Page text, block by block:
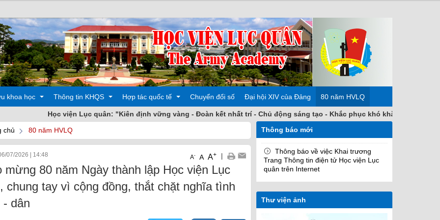
khoa học Thông tin KHQS
Các hoạt động
Hợp tác quốc tế
Đào tạo
Chuyển đổi số Đại hội XIV của Đảng 80 năm HVLQ
Học viện Lục quân: "Kiên định vững vàng - Đoàn kết nhất trí - Chủ động sáng tạo - Khắc phục khó khăn - Hoàn thành nhiệm vụ"
chủ 80 năm HVLQ
07/2026 | 14:48 A- A A+ |
mừng 80 năm Ngày thành lập Học viện Lục
chung tay vì cộng đồng, thắt chặt nghĩa tình
- dân
Thông báo mới
Thông báo về việc Khai trương
Trang Thông tin điện tử Học viện Lục
quân trên Internet
Thư viện ảnh